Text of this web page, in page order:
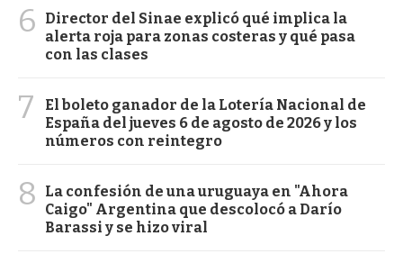
6
Director del Sinae explicó qué implica la
alerta roja para zonas costeras y qué pasa
con las clases
7
El boleto ganador de la Lotería Nacional de
España del jueves 6 de agosto de 2026 y los
números con reintegro
8
La confesión de una uruguaya en "Ahora
Caigo" Argentina que descolocó a Darío
Barassi y se hizo viral